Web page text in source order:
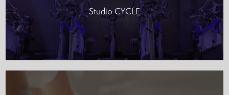
Studio CYCLE